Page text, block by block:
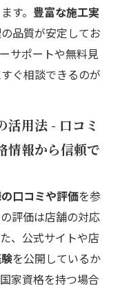
す。 豊富な施工実
品質が安定してお
サポートや無料見
ぐ相談できるのが
活用法 - 口コミ
情報から信頼で
口コミや評価を参
評価は店舗の対応
、公式サイトや店
を公開しているか
家資格を持つ場合